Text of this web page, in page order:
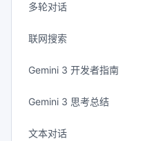
多轮对话
联网搜索
Gemini 3 开发者指南
Gemini 3 思考总结
文本对话